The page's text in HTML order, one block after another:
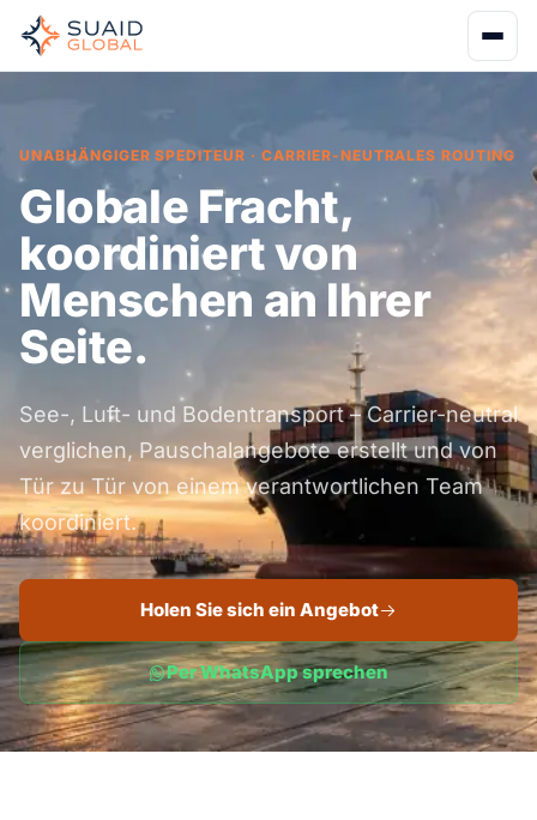
UNABHÄNGIGER SPEDITEUR · CARRIER-NEUTRALES ROUTING
Globale Fracht,
koordiniert von
Menschen an Ihrer
Seite.
See-, Luft- und Bodentransport – Carrier-neutral
verglichen, Pauschalangebote erstellt und von
Tür zu Tür von einem verantwortlichen Team
koordiniert.
Holen Sie sich ein Angebot
Per WhatsApp sprechen